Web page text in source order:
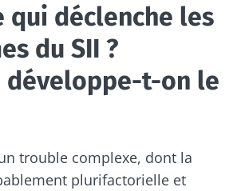
qui déclenche les
du SII ?
développe-t-on le
trouble complexe, dont la
plurifactorielle et